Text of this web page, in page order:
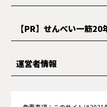
【PR】せんべい一筋
運営者情報